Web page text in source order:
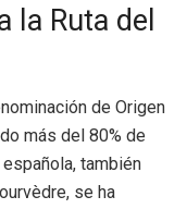
la Ruta del
de Origen
más del 80% de
también
se ha